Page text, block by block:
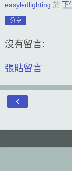
easyledlighting 於
分享
沒有留言:
張貼留言
‹